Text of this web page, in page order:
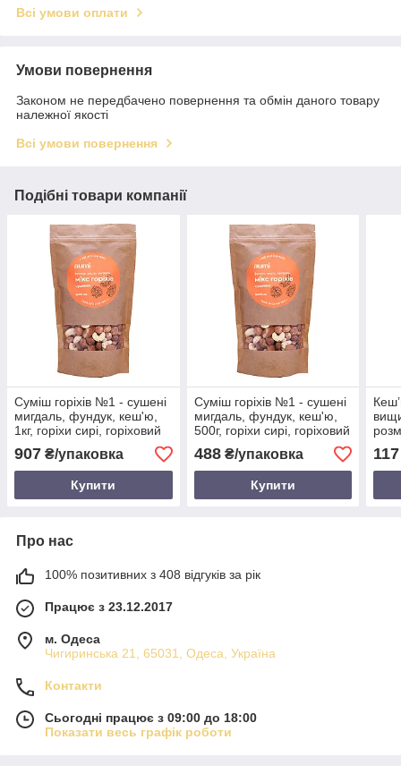
Всі умови оплати
Умови повернення
Законом не передбачено повернення та обмін даного товару
належної якості
Всі умови повернення
Подібні товари компанії
Суміш горіхів №1 - сушені
мигдаль, фундук, кеш'ю,
1кг, горіхи сирі, горіховий
мікс асорті
907 ₴/упаковка
Купити
Суміш горіхів №1 - сушені
мигдаль, фундук, кеш'ю,
500г, горіхи сирі, горіховий
мікс асорті
488₴/упаковка
Купити
117
Про нас
100% позитивних з 408 відгуків за рік
Працює з 23.12.2017
м. Одеса
Чигиринська 21, 65031, Одеса, Україна
Контакти
Сьогодні працює з 09:00 до 18:00
Показати весь графік роботи